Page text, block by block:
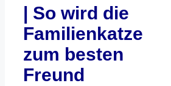
| So wird die
Familienkatze
zum besten
Freund